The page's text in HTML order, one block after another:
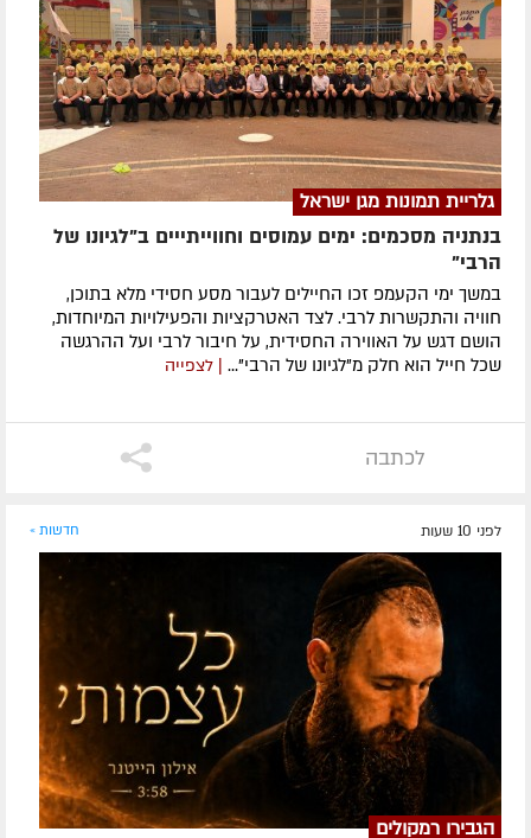
גלריית תמונות מגן ישראל
בנתניה מסכמים: ימים עמוסים וחווייתייים ב"לגיונו של
הרבי"
במשך ימי הקעמפ זכו החיילים לעבור מסע חסידי מלא בתוכן,
חוויה והתקשרות לרבי. לצד האטרקציות והפעילויות המיוחדות,
הושם דגש על האווירה החסידית, על חיבור לרבי ועל ההרגשה
שכל חייל הוא חלק מ"לגיונו של הרבי"... | לצפייה
לכתבה
לפני 10 שעות חדשות »
הגבירו רמקולים